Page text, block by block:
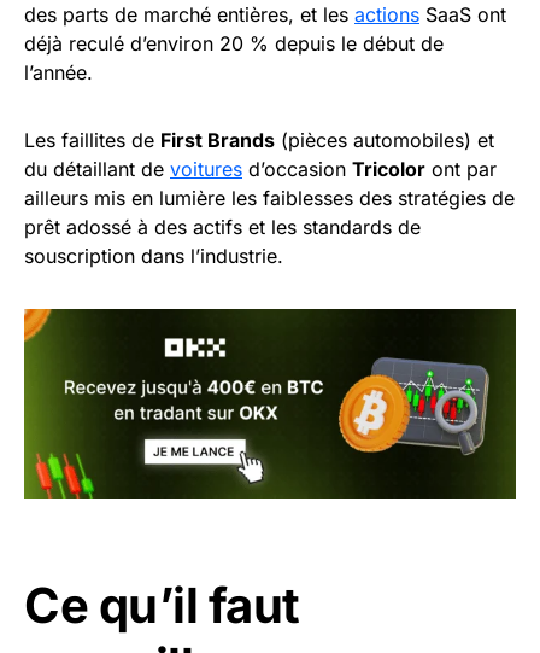
des parts de marché entières, et les actions SaaS ont
déjà reculé d’environ 20 % depuis le début de
l’année.
Les faillites de First Brands (pièces automobiles) et
du détaillant de voitures d’occasion Tricolor ont par
ailleurs mis en lumière les faiblesses des stratégies de
prêt adossé à des actifs et les standards de
souscription dans l’industrie.
Ce qu’il faut